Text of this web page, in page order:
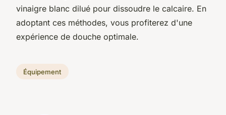
vinaigre blanc dilué pour dissoudre le calcaire. En
adoptant ces méthodes, vous profiterez d'une
expérience de douche optimale.
Équipement